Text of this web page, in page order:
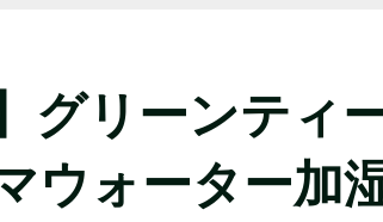
グリーンティ
ウォーター加